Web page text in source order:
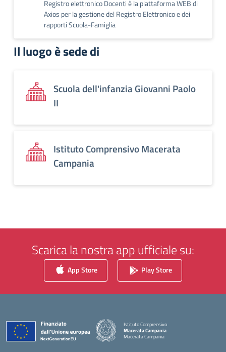
Registro elettronico Docenti è la piattaforma WEB di
Axios per la gestione del Registro Elettronico e dei
rapporti Scuola-Famiglia
Il luogo è sede di
Scuola dell'infanzia Giovanni Paolo
II
Istituto Comprensivo Macerata
Campania
Scarica la nostra app ufficiale su:
App Store Play Store
Istituto Comprensivo
Macerata Campania
Macerata Campania
— Visita la pagina iniziale della scuola